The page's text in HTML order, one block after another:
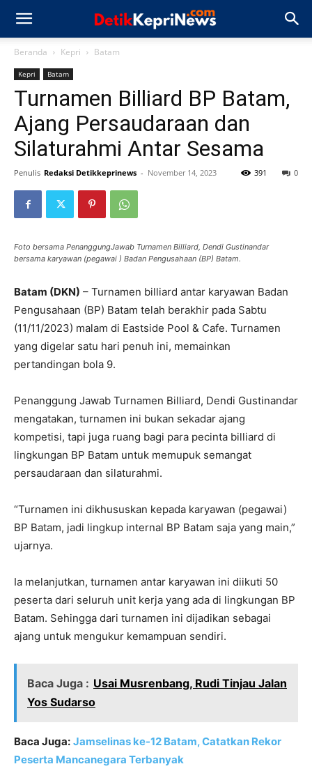
Beranda Kepri Batam
Kepri Batam
Turnamen Billiard BP Batam,
Ajang Persaudaraan dan
Silaturahmi Antar Sesama
Penulis Redaksi Detikkeprinews - November 14, 2023 0
391
Foto bersama PenanggungJawab Turnamen Billiard, Dendi Gustinandar
bersama karyawan (pegawai ) Badan Pengusahaan (BP) Batam.
Batam (DKN) – Turnamen billiard antar karyawan Badan
Pengusahaan (BP) Batam telah berakhir pada Sabtu
(11/11/2023) malam di Eastside Pool & Cafe. Turnamen
yang digelar satu hari penuh ini, memainkan
pertandingan bola 9.
Penanggung Jawab Turnamen Billiard, Dendi Gustinandar
mengatakan, turnamen ini bukan sekadar ajang
kompetisi, tapi juga ruang bagi para pecinta billiard di
lingkungan BP Batam untuk memupuk semangat
persaudaraan dan silaturahmi.
“Turnamen ini dikhususkan kepada karyawan (pegawai)
BP Batam, jadi lingkup internal BP Batam saja yang main,”
ujarnya.
Ia melanjutkan, turnamen antar karyawan ini diikuti 50
peserta dari seluruh unit kerja yang ada di lingkungan BP
Batam. Sehingga dari turnamen ini dijadikan sebagai
ajang untuk mengukur kemampuan sendiri.
Baca Juga : Usai Musrenbang, Rudi Tinjau Jalan
Yos Sudarso
Baca Juga: Jamselinas ke-12 Batam, Catatkan Rekor
Peserta Mancanegara Terbanyak